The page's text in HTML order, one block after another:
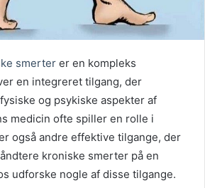
smerter er en kompleks
en integreret tilgang, der
og psykiske aspekter af
medicin ofte spiller en rolle i
også andre effektive tilgange, der
kroniske smerter på en
udforske nogle af disse tilgange.